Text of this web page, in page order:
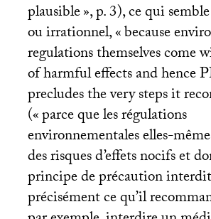
plausible», p. 3), ce qui
ou irrationnel, «because
regulations themselves come
of harmful effects and hence
precludes the very steps it
(«parce que les régulations
environnementales elles-
des risques d’effets nocifs et
principe de précaution
précisément ce qu’il